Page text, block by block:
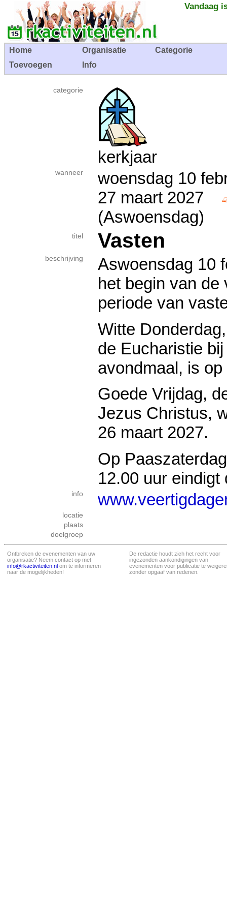
Vandaag
Home Organisatie
Categorie
Toevoegen
Info
categorie
kerkjaar
wanneer
woensdag 10
27 maart 2027
(Aswoensdag)
titel Vasten
beschrijving
Aswoensdag 10
het begin van de
periode van
Witte
de Eucharistie
avondmaal, is
Goede Vrijdag,
Jezus Christus,
26 maart 2027.
Op
12.00 uur eindigt
info
locatie
plaats
doelgroep
Ontbreken de evenementen van uw
organisatie? Neem contact op met
info@rkactiviteiten.nl om te informeren
naar de mogelijkheden!
De redactie houdt zich het recht voor
ingezonden aankondigingen van
evenementen voor publicatie te
zonder opgaaf van redenen.